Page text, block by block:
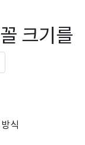
크기를
식